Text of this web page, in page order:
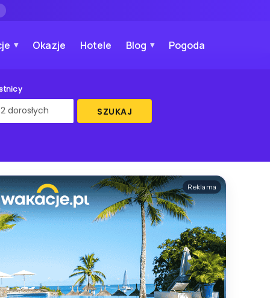
Okazje Hotele Blog Pogoda
SZUKAJ
Reklama